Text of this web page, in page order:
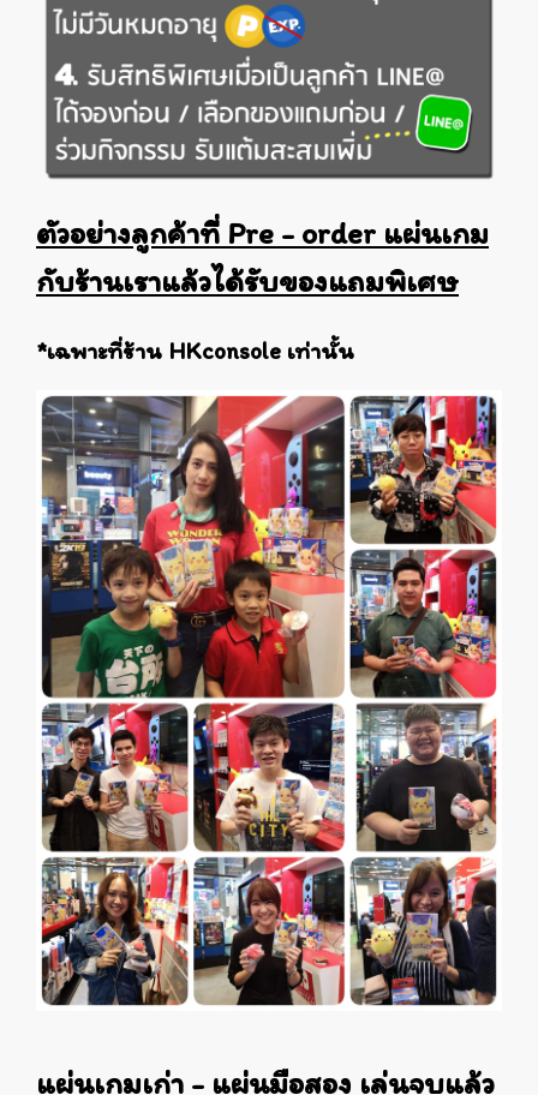
ตัวอย่างลูกค้าที่ Pre - order แผ่นเกม
กับร้านเราแล้วได้รับของแถมพิเศษ
*เฉพาะที่ร้าน HKconsole เท่านั้น
แผ่นเกมเก่า - แผ่นมือสอง เล่นจบแล้ว